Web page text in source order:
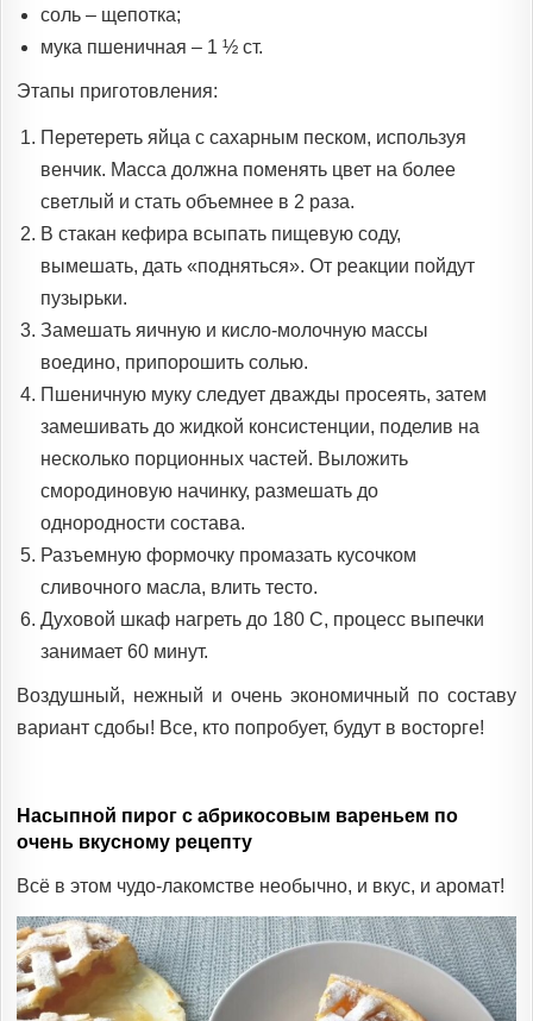
соль – щепотка;
мука пшеничная – 1 ½ ст.
Этапы приготовления:
Перетереть яйца с сахарным песком, используя
венчик. Масса должна поменять цвет на более
светлый и стать объемнее в 2 раза.
В стакан кефира всыпать пищевую соду,
вымешать, дать «подняться». От реакции пойдут
пузырьки.
Замешать яичную и кисло-молочную массы
воедино, припорошить солью.
Пшеничную муку следует дважды просеять, затем
замешивать до жидкой консистенции, поделив на
несколько порционных частей. Выложить
смородиновую начинку, размешать до
однородности состава.
Разъемную формочку промазать кусочком
сливочного масла, влить тесто.
Духовой шкаф нагреть до 180 С, процесс выпечки
занимает 60 минут.
Воздушный, нежный и очень экономичный по составу
вариант сдобы! Все, кто попробует, будут в восторге!
Насыпной пирог с абрикосовым вареньем по
очень вкусному рецепту
Всё в этом чудо-лакомстве необычно, и вкус, и аромат!